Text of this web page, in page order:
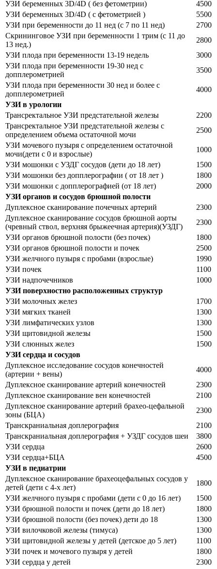
УЗИ беременных 3D/4D ( без фетометрии)
4500
УЗИ беременных 3D/4D ( c фетометрией )
5500
УЗИ при беременности до 11 нед (с 7 по 11 нед)
2700
Скрининговое УЗИ при беременности 1 трим (с 11 до
13 нед.)
2800
УЗИ плода при беременности 13-19 недель
3000
УЗИ плода при беременности 19-30 нед с
допплерометрией
3500
УЗИ плода при беременности 30 нед и более с
допплерометрией
4000
УЗИ в урологии
Трансректальное УЗИ предстательной железы
2200
Трансректальное УЗИ предстательной железы с
определением объема остаточной мочи
2500
УЗИ мочевого пузыря с определением остаточной
мочи(дети с 0 и взрослые)
1000
УЗИ мошонки с УЗДГ сосудов (дети до 18 лет)
1500
УЗИ мошонки без допплерографии ( от 18 лет )
1800
УЗИ мошонки с допплерографией (от 18 лет)
2000
УЗИ органов и сосудов брюшной полости
Дуплексное сканирование почечных артерий
2300
Дуплексное сканирование сосудов брюшной аорты
(чревный ствол, верхняя брыжеечная артерия)(УЗДГ)
2300
УЗИ органов брюшной полости (без почек)
1800
УЗИ органов брюшной полости и почек
2500
УЗИ желчного пузыря с пробами (взрослые)
1990
УЗИ почек
1100
УЗИ надпочечников
1000
УЗИ поверхностно расположенных структур
УЗИ молочных желез
1700
УЗИ мягких тканей
1300
УЗИ лимфатических узлов
1300
УЗИ щитовидной железы
1500
УЗИ слюнных желез
1500
УЗИ сердца и сосудов
Дуплексное исследование сосудов конечностей
(артерии + вены)
4000
Дуплексное сканирование артерий конечностей
2300
Дуплексное сканирование вен конечностей
2100
Дуплексное сканирование артерий брахео-цефальной
зоны (БЦА)
2300
Транскраниальная доплерография
2100
Транскраниальная доплерография + УЗДГ сосудов шеи
3800
УЗИ сердца
2600
УЗИ сердца+БЦА
4500
УЗИ в педиатрии
Дуплексное сканирование брахеоцефальных сосудов у
детей (дети с 4-х лет)
1800
УЗИ желчного пузыря с пробами (дети с 0 до 16 лет)
1500
УЗИ брюшной полости и почек (дети до 18 лет)
1800
УЗИ брюшной полости (без почек) дети до 18
1300
УЗИ вилочковой железы (тимуса)
1300
УЗИ щитовидной железы у детей (детское до 5 лет)
1100
УЗИ почек и мочевого пузыря у детей
1800
УЗИ сердца у детей
2300